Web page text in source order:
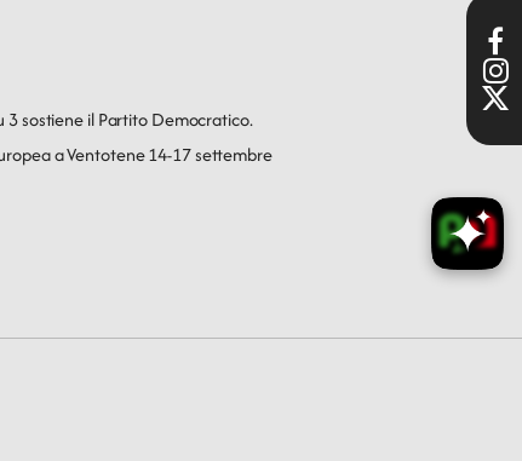
3 sostiene il Partito Democratico.
a Ventotene 14-17 settembre